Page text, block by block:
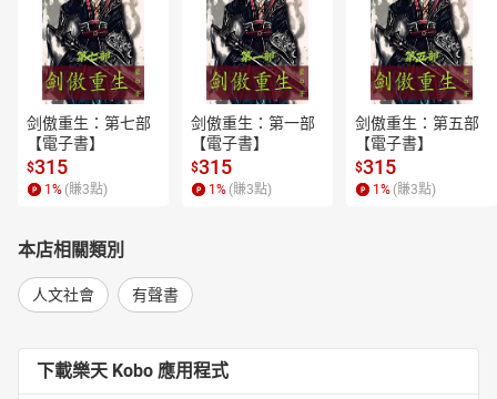
剑傲重生：第七部
【電子書】
$315
1 % (賺3點)
剑傲重生：第一部
【電子書】
$315
1 % (賺3點)
剑傲重生：第五部
【電子書】
$315
1 % (賺3點)
本店相關類別
人文社會 有聲書
下載樂天 Kobo 應用程式